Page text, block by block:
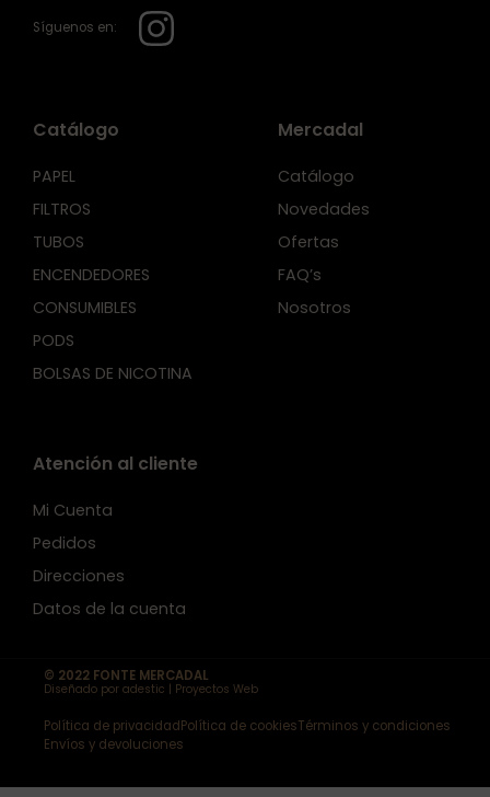
Síguenos en:
Catálogo
PAPEL
FILTROS
TUBOS
ENCENDEDORES
CONSUMIBLES
PODS
BOLSAS DE NICOTINA
Mercadal
Catálogo
Novedades
Ofertas
FAQ’s
Nosotros
Atención al cliente
Mi Cuenta
Pedidos
Direcciones
Datos de la cuenta
© 2022 FONTE MERCADAL
Diseñado por adestic | Proyectos Web
Política de privacidadPolítica de cookiesTérminos y condiciones
Envíos y devoluciones